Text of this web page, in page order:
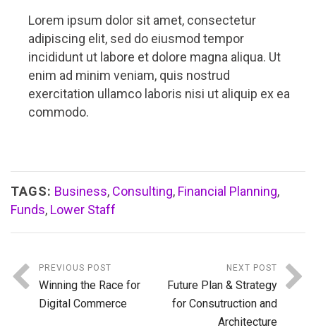
Lorem ipsum dolor sit amet, consectetur
adipiscing elit, sed do eiusmod tempor
incididunt ut labore et dolore magna aliqua. Ut
enim ad minim veniam, quis nostrud
exercitation ullamco laboris nisi ut aliquip ex ea
commodo.
TAGS: Business, Consulting, Financial Planning,
Funds, Lower Staff
PREVIOUS POST
Winning the Race for
Digital Commerce
NEXT POST
Future Plan & Strategy
for Consutruction and
Architecture